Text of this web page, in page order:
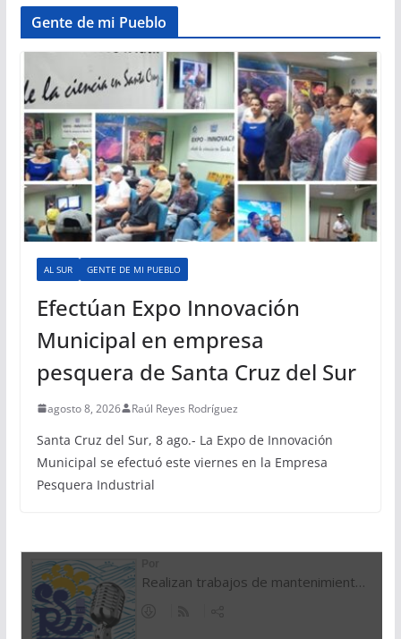
Gente de mi Pueblo
AL SUR GENTE DE MI PUEBLO
Efectúan Expo Innovación
Municipal en empresa
pesquera de Santa Cruz del Sur
agosto 8, 2026 Raúl Reyes Rodríguez
Santa Cruz del Sur, 8 ago.- La Expo de Innovación
Municipal se efectuó este viernes en la Empresa
Pesquera Industrial